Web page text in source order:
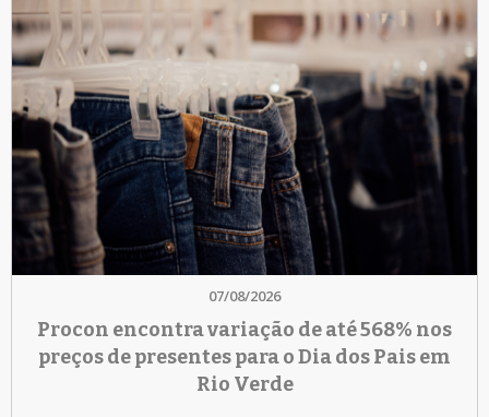
07/08/2026
Procon encontra variação de até 568% nos
preços de presentes para o Dia dos Pais em
Rio Verde